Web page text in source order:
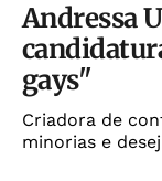
Andressa
gays"
Criadora de
minorias e